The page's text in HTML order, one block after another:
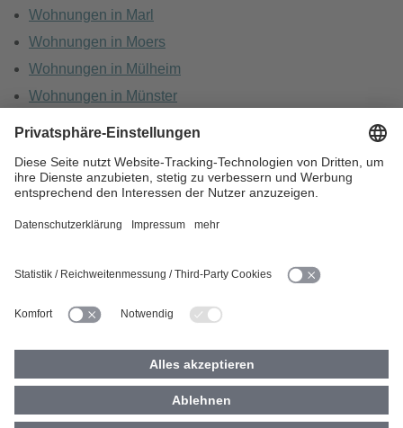
Wohnungen in Marl
Wohnungen in Moers
Wohnungen in Mülheim
Wohnungen in Münster
HOME KARRIERE
BARRIEREFREIHEIT IMPRESSUM
COOKIES